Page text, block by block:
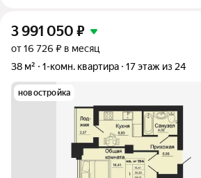
3 991 050 ₽
от 16 726 ₽ в месяц
38 м²
1-комн. квартира 17 этаж из 24
новостройка